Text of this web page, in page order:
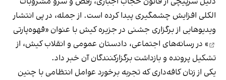
الکلی افزایش چشمگیری پیدا کرده است. از جمله، در پی انتشار
ویدیوهایی از برگزاری جشنی در جزیره کیش با عنوان «قهوه‌پارتی
» در رسانه‌های اجتماعی، دادستان عمومی و انقلاب کیش، از
تشکیل پرونده و بازداشت برگزارکنندگان آن خبر داد.
یکی از زنان کافه‌داری که تجربه برخورد عوامل انتظامی با چنین